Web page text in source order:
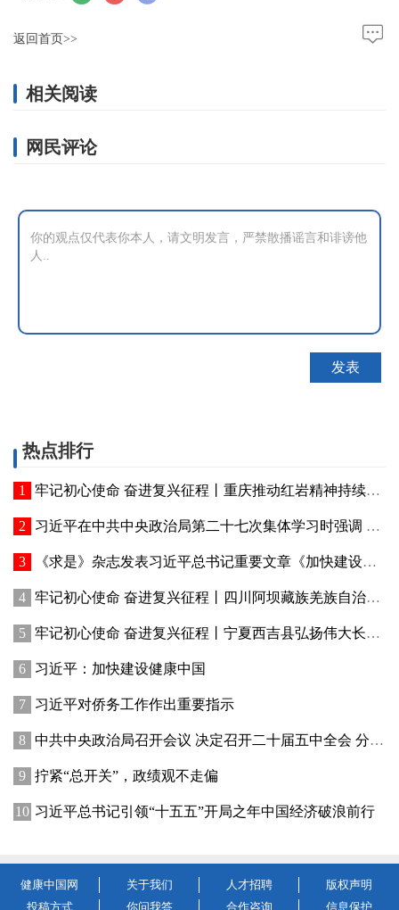
返回首页>>
相关阅读
网民评论
热点排行
牢记初心使命 奋进复兴征程丨重庆推动红岩精神持续焕发新的时代光芒 红岩丹心向阳开
习近平在中共中央政治局第二十七次集体学习时强调 强化政治引领 深化创新发展 高质量推进国防和军队现代化
《求是》杂志发表习近平总书记重要文章《加快建设健康中国》
牢记初心使命 奋进复兴征程丨四川阿坝藏族羌族自治州赓续红色血脉、厚植生态优势—— 红色旅游火 高原绿意浓
牢记初心使命 奋进复兴征程丨宁夏西吉县弘扬伟大长征精神——讲好红色故事发展乡村产业
习近平：加快建设健康中国
习近平对侨务工作作出重要指示
中共中央政治局召开会议 决定召开二十届五中全会 分析研究当前经济形势和经济工作 中共中央总书记习近平主持会议
拧紧“总开关”，政绩观不走偏
习近平总书记引领“十五五”开局之年中国经济破浪前行
健康中国网 关于我们 人才招聘
版权声明
投稿方式
你问我答 合作咨询 信息保护